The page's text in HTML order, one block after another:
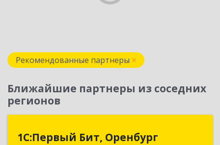
Рекомендованные партнеры
Ближайшие партнеры из соседних
регионов
1С:Первый Бит, Оренбург
1С:Первый Бит, Оренбург